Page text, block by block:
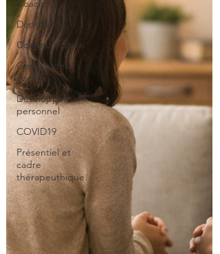
Coaching
Dépression
Communication
Gestion des
conflits
Développement
personnel
COVID19
Présentiel et
cadre
thérapeuthique